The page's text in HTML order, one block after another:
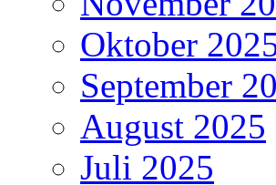
Oktober
September
August 2025
Juli 2025